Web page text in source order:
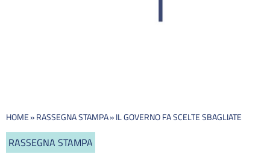
HOME»RASSEGNA STAMPA»IL GOVERNO FA SCELTE SBAGLIATE
RASSEGNA STAMPA